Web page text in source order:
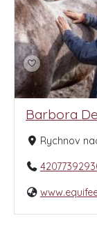
Barbora
Rychnov